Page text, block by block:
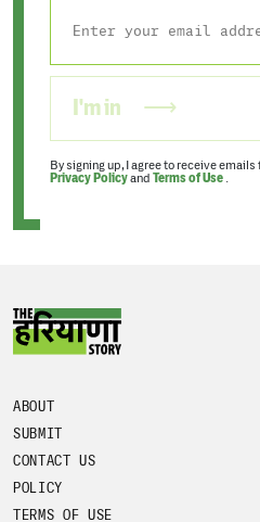
I'm in
By signing up, I agree to receive
Privacy Policyand Terms of Use
ABOUT
SUBMIT
CONTACT US
POLICY
TERMS OF USE